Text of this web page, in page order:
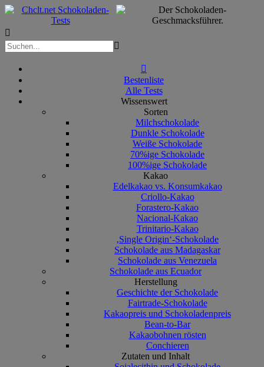



Bestenliste
Alle Tests
Wissenswert
Sorten
Milchschokolade
Dunkle Schokolade
Weiße Schokolade
70%ige Schokolade
100%ige Schokolade
Kakao
Edelkakao vs. Konsumkakao
Criollo-Kakao
Forastero-Kakao
Nacional-Kakao
Trinitario-Kakao
‚Single Origin‘-Schokolade
Schokolade aus Madagaskar
Schokolade aus Venezuela
Schokolade aus Ecuador
Herstellung
Geschichte der Schokolade
Fairtrade-Schokolade
Kakaopreis und Schokoladenpreis
Bean-to-Bar
Kakaobohnen rösten
Conchieren
Zutaten und Inhalt